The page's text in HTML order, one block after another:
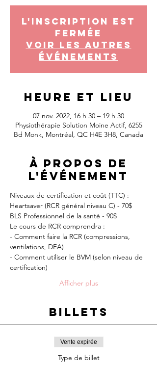
L'inscription est
fermée
Voir les autres
événements
Heure et lieu
07 nov. 2022, 16 h 30 – 19 h 30
Physiothérapie Solution Moine Actif, 6255
Bd Monk, Montréal, QC H4E 3H8, Canada
À propos de
l'événement
Niveaux de certification et coût (TTC) :
Heartsaver (RCR général niveau C) - 70$
BLS Professionnel de la santé - 90$
Le cours de RCR comprendra :
- Comment faire la RCR (compressions,
ventilations, DEA)
- Comment utiliser le BVM (selon niveau de
certification)
Afficher plus
Billets
Vente expirée
Type de billet